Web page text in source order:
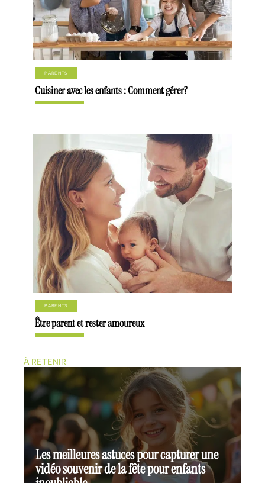
PARENTS
Cuisiner avec les enfants : Comment gérer?
PARENTS
Être parent et rester amoureux
À RETENIR
Les meilleures astuces pour capturer une
vidéo souvenir de la fête pour enfants